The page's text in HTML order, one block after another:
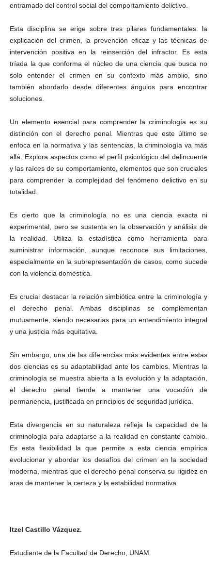
entramado del control social del comportamiento delictivo.
Esta disciplina se erige sobre tres pilares fundamentales: la
explicación del crimen, la prevención eficaz y las técnicas de
intervención positiva en la reinserción del infractor. Es esta
tríada la que conforma el núcleo de una ciencia que busca no
solo entender el crimen en su contexto más amplio, sino
también abordarlo desde diferentes ángulos para encontrar
soluciones.
Un elemento esencial para comprender la criminología es su
distinción con el derecho penal. Mientras que este último se
enfoca en la normativa y las sentencias, la criminología va más
allá. Explora aspectos como el perfil psicológico del delincuente
y las raíces de su comportamiento, elementos que son cruciales
para comprender la complejidad del fenómeno delictivo en su
totalidad.
Es cierto que la criminología no es una ciencia exacta ni
experimental, pero se sustenta en la observación y análisis de
la realidad. Utiliza la estadística como herramienta para
suministrar información, aunque reconoce sus limitaciones,
especialmente en la subrepresentación de casos, como sucede
con la violencia doméstica.
Es crucial destacar la relación simbiótica entre la criminología y
el derecho penal. Ambas disciplinas se complementan
mutuamente, siendo necesarias para un entendimiento integral
y una justicia más equitativa.
Sin embargo, una de las diferencias más evidentes entre estas
dos ciencias es su adaptabilidad ante los cambios. Mientras la
criminología se muestra abierta a la evolución y la adaptación,
el derecho penal tiende a mantener una vocación de
permanencia, justificada en principios de seguridad jurídica.
Esta divergencia en su naturaleza refleja la capacidad de la
criminología para adaptarse a la realidad en constante cambio.
Es esta flexibilidad la que permite a esta ciencia empírica
evolucionar y abordar los desafíos del crimen en la sociedad
moderna, mientras que el derecho penal conserva su rigidez en
aras de mantener la certeza y la estabilidad normativa.
Itzel Castillo Vázquez.
Estudiante de la Facultad de Derecho, UNAM.